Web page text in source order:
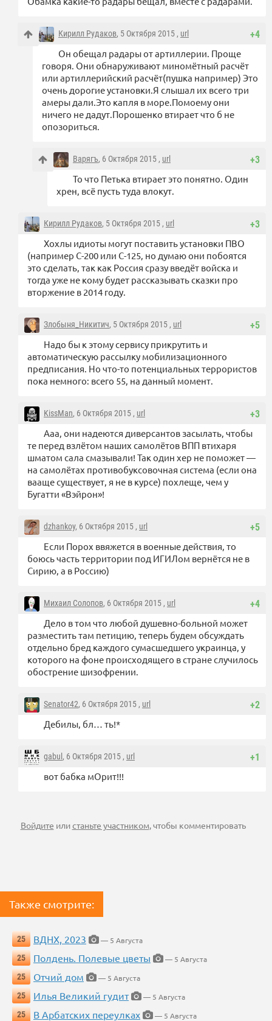
+4
Кирилл Рудаков, 5 Октября 2015 , url
Он обещал радары от артиллерии. Проще
говоря. Они обнаруживают миномётный расчёт
или артиллерийский расчёт(пушка например) Это
очень дорогие установки.Я слышал их всего три
амеры дали.Это капля в море.Помоему они
ничего не дадут.Порошенко втирает что б не
опозориться.
+3
Варягъ, 6 Октября 2015 , url
То что Петька втирает это понятно. Один
хрен, всё пусть туда влокут.
+3
Кирилл Рудаков, 5 Октября 2015 , url
Хохлы идиоты могут поставить установки ПВО
(например С-200 или С-125, но думаю они побоятся
это сделать, так как Россия сразу введёт войска и
тогда уже не кому будет рассказывать сказки про
вторжение в 2014 году.
+5
Злобыня_Никитич, 5 Октября 2015 , url
Надо бы к этому сервису прикрутить и
автоматическую рассылку мобилизационного
предписания. Но что-то потенциальных террористов
пока немного: всего 55, на данный момент.
+3
KissMan, 6 Октября 2015 , url
Ааа, они надеются диверсантов засылать, чтобы
те перед взлётом наших самолётов ВПП втихаря
шматом сала смазывали! Так один хер не поможет —
на самолётах противобуксовочная система (если она
вааще существует, я не в курсе) похлеще, чем у
Бугатти «Вэйрон»!
+5
dzhankoy, 6 Октября 2015 , url
Если Порох ввяжется в военные действия, то
боюсь часть территории под ИГИЛом вернётся не в
Сирию, а в Россию)
+4
Михаил Солопов, 6 Октября 2015 , url
Дело в том что любой душевно-больной может
разместить там петицию, теперь будем обсуждать
отдельно бред каждого сумасшедшего украинца, у
которого на фоне происходящего в стране случилось
обострение шизофрении.
+2
Senator42, 6 Октября 2015 , url
Дебилы, бл… ть!*
+1
gabul , 6 Октября 2015 , url
вот бабка мОрит!!!
Войдите илистаньте участником, чтобы комментировать
Также смотрите:
25 ВДНХ, 2023
— 5 Августа
25
Полдень. Полевые цветы
— 5 Августа
25
Отчий дом
— 5 Августа
25
Илья Великий гудит
— 5 Августа
25
В Арбатских переулках
— 5 Августа